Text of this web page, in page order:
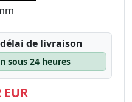
de livraison
sous 24 heures